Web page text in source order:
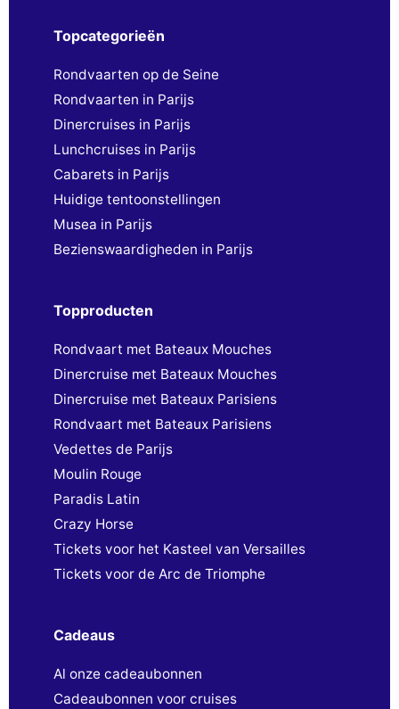
Topcategorieën
Rondvaarten op de Seine
Rondvaarten in Parijs
Dinercruises in Parijs
Lunchcruises in Parijs
Cabarets in Parijs
Huidige tentoonstellingen
Musea in Parijs
Bezienswaardigheden in Parijs
Topproducten
Rondvaart met Bateaux Mouches
Dinercruise met Bateaux Mouches
Dinercruise met Bateaux Parisiens
Rondvaart met Bateaux Parisiens
Vedettes de Parijs
Moulin Rouge
Paradis Latin
Crazy Horse
Tickets voor het Kasteel van Versailles
Tickets voor de Arc de Triomphe
Cadeaus
Al onze cadeaubonnen
Cadeaubonnen voor cruises